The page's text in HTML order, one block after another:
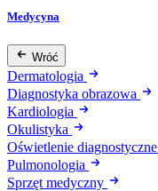
Medycyna
Wróć
Dermatologia
Diagnostyka obrazowa
Kardiologia
Okulistyka
Oświetlenie diagnostyczne
Pulmonologia
Sprzęt medyczny